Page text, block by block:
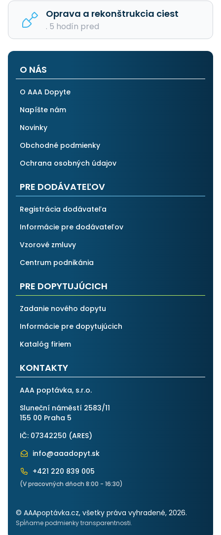
Oprava a rekonštrukcia ciest
. 5 hodín pred
O NÁS
O AAA Dopyte
Napíšte nám
Novinky
Obchodné podmienky
Ochrana osobných údajov
PRE DODÁVATEĽOV
Registrácia dodávateľa
Informácie pre dodávateľov
Vzorové zmluvy
Centrum podnikánia
PRE DOPYTUJÚCICH
Zadanie nového dopytu
Informácie pre dopytujúcich
Katalóg firiem
KONTAKTY
AAA poptávka, s.r.o.
Sluneční náměstí 2583/11
155 00 Praha 5
IČ: 07342250 (ARES)
info@aaadopyt.sk
+421 220 839 005
(V pracovných dňoch 8:00 - 16:30)
© AAApoptávka.cz, všetky práva vyhradené, 2026.
Spĺňame podmienky transparentnosti.